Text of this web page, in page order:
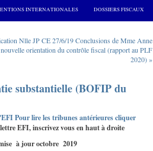
INTERNATIONALES DOSSIERS FISCAUX
Nlle JP CE 27/6/19 Conclusions de Mme Anne
orientation du contrôle fiscal (rapport au PLF
2020) »
substantielle (BOFIP du
Pour lire les tribunes antérieures cliquer
EFI, inscrivez vous en haut à droite
à jour octobre 2019